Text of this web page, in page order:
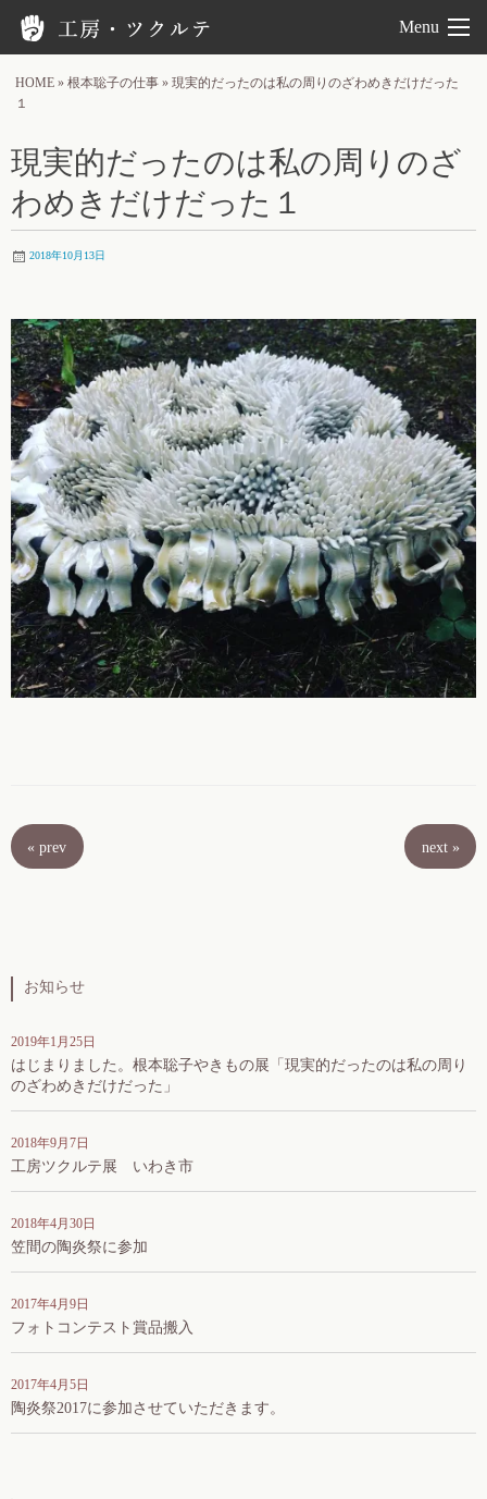
Menu
HOME » 根本聡子の仕事 » 現実的だったのは私の周りのざわめきだけだった
１
現実的だったのは私の周りのざ
わめきだけだった１
2018年10月13日
« prev next »
お知らせ
2019年1月25日
はじまりました。根本聡子やきもの展「現実的だったのは私の周り
のざわめきだけだった」
2018年9月7日
工房ツクルテ展 いわき市
2018年4月30日
笠間の陶炎祭に参加
2017年4月9日
フォトコンテスト賞品搬入
2017年4月5日
陶炎祭2017に参加させていただきます。